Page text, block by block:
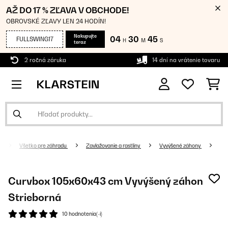
AŽ DO 17 % ZĽAVA V OBCHODE!
OBROVSKÉ ZĽAVY LEN 24 HODÍN!
FULLSWING17
Nakupujte
teraz
04 H 30 M 44 S
2 ročná záruka 14 dní na vrátenie tovaru
Všetko pre záhradu Zavlažovanie a rastliny Vyvýšené záhony
Curvbox 105x60x43 cm Vyvýšený záhon
Strieborná
10 hodnotenia(-í)